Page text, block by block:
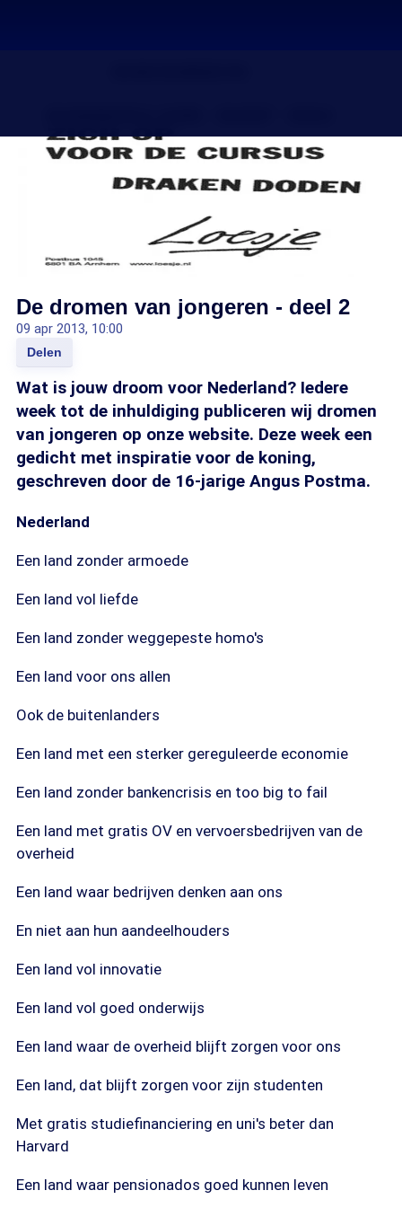
De dromen van jongeren - deel 2
09 apr 2013, 10:00
Delen
Wat is jouw droom voor Nederland? Iedere
week tot de inhuldiging publiceren wij dromen
van jongeren op onze website. Deze week een
gedicht met inspiratie voor de koning,
geschreven door de 16-jarige Angus Postma.
Nederland
Een land zonder armoede
Een land vol liefde
Een land zonder weggepeste homo's
Een land voor ons allen
Ook de buitenlanders
Een land met een sterker gereguleerde economie
Een land zonder bankencrisis en too big to fail
Een land met gratis OV en vervoersbedrijven van de
overheid
Een land waar bedrijven denken aan ons
En niet aan hun aandeelhouders
Een land vol innovatie
Een land vol goed onderwijs
Een land waar de overheid blijft zorgen voor ons
Een land, dat blijft zorgen voor zijn studenten
Met gratis studiefinanciering en uni's beter dan
Harvard
Een land waar pensionados goed kunnen leven